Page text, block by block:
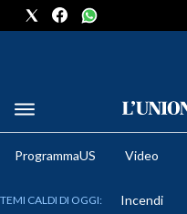
METEO
ProgrammaUS Video
TEMI CALDI DI OGGI: Incendi